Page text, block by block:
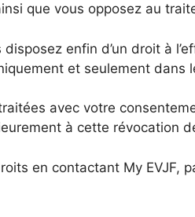
que vous opposez au
enfin d’un droit à
et seulement
avec votre
à cette révocation
en contactant My EVJF,